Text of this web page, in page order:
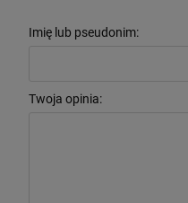
Imię lub pseudonim:
Twoja opinia: